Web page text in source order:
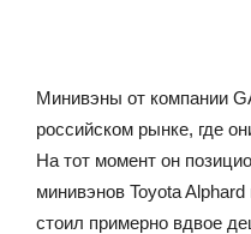
Минивэны от компании
российском рынке, где
На тот момент он
минивэнов Toyota
стоил примерно вдвое